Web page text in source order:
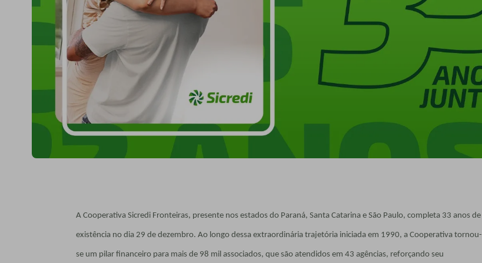
A Cooperativa Sicredi Fronteiras, presente nos estados do Paraná, Santa Catarina e São Paulo, completa 33 anos de
existência no dia 29 de dezembro. Ao longo dessa extraordinária trajetória iniciada em 1990, a Cooperativa tornou-
se um pilar financeiro para mais de 98 mil associados, que são atendidos em 43 agências, reforçando seu